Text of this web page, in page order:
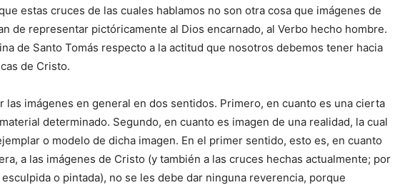
estas cruces de las cuales hablamos no son otra cosa que imágenes de
de representar pictóricamente al Dios encarnado, al Verbo hecho hombre.
de Santo Tomás respecto a la actitud que nosotros debemos tener hacia
de Cristo.
las imágenes en general en dos sentidos. Primero, en cuanto es una cierta
determinado. Segundo, en cuanto es imagen de una realidad, la cual
o modelo de dicha imagen. En el primer sentido, esto es, en cuanto
a las imágenes de Cristo (y también a las cruces hechas actualmente; por
o pintada), no se les debe dar ninguna reverencia, porque